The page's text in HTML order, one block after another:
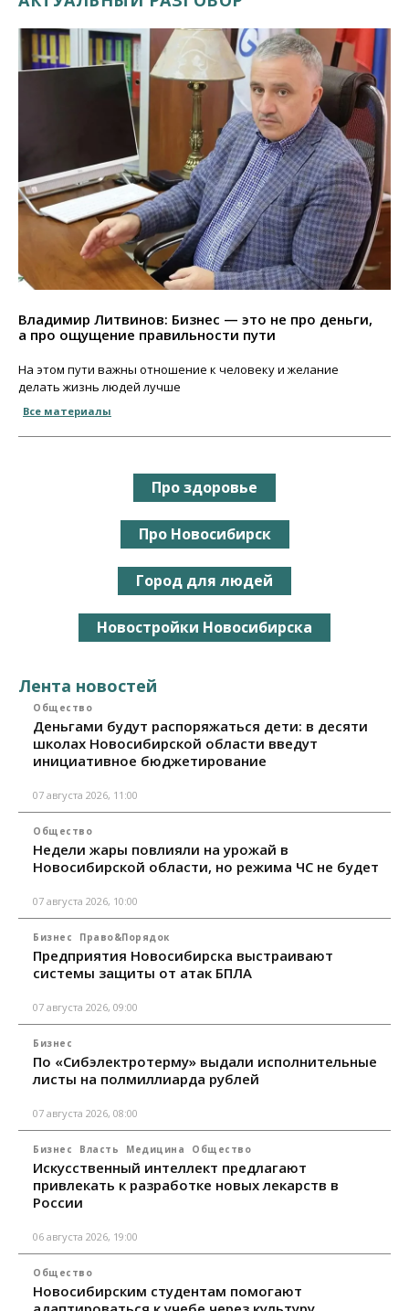
Владимир Литвинов: Бизнес — это не про деньги,
а про ощущение правильности пути
На этом пути важны отношение к человеку и желание
делать жизнь людей лучше
Все материалы
Про здоровье
Про Новосибирск
Город для людей
Новостройки Новосибирска
Лента новостей
Общество
Деньгами будут распоряжаться дети: в десяти
школах Новосибирской области введут
инициативное бюджетирование
07 августа 2026, 11:00
Общество
Недели жары повлияли на урожай в
Новосибирской области, но режима ЧС не будет
07 августа 2026, 10:00
Бизнес Право&Порядок
Предприятия Новосибирска выстраивают
системы защиты от атак БПЛА
07 августа 2026, 09:00
Бизнес
По «Сибэлектротерму» выдали исполнительные
листы на полмиллиарда рублей
07 августа 2026, 08:00
Бизнес Власть Медицина Общество
Искусственный интеллект предлагают
привлекать к разработке новых лекарств в
России
06 августа 2026, 19:00
Общество
Новосибирским студентам помогают